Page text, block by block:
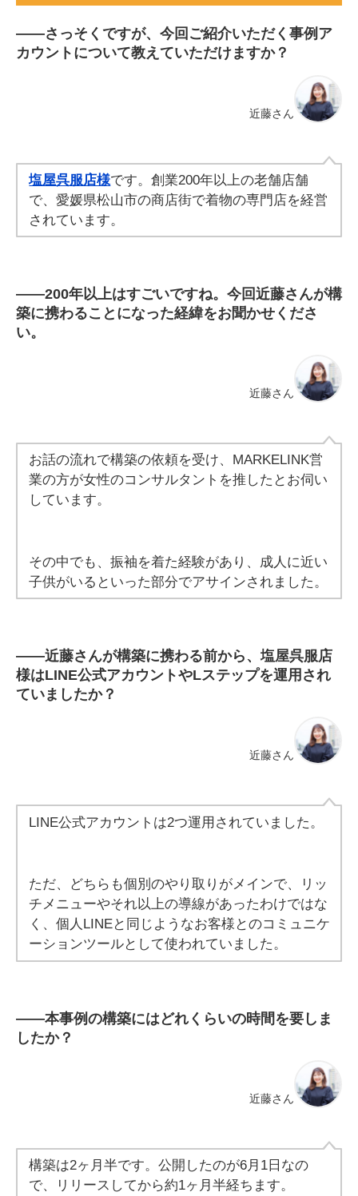
――さっそくですが、今回ご紹介いただく事例ア
カウントについて教えていただけますか？
近藤さん
塩屋呉服店様です。創業200年以上の老舗店舗
で、愛媛県松山市の商店街で着物の専門店を経営
されています。
――200年以上はすごいですね。今回近藤さんが構
築に携わることになった経緯をお聞かせくださ
い。
近藤さん
お話の流れで構築の依頼を受け、MARKELINK営
業の方が女性のコンサルタントを推したとお伺い
しています。
その中でも、振袖を着た経験があり、成人に近い
子供がいるといった部分でアサインされました。
――近藤さんが構築に携わる前から、塩屋呉服店
様はLINE公式アカウントやLステップを運用され
ていましたか？
近藤さん
LINE公式アカウントは2つ運用されていました。
ただ、どちらも個別のやり取りがメインで、リッ
チメニューやそれ以上の導線があったわけではな
く、個人LINEと同じようなお客様とのコミュニケ
ーションツールとして使われていました。
――本事例の構築にはどれくらいの時間を要しま
したか？
近藤さん
構築は2ヶ月半です。公開したのが6月1日なの
で、リリースしてから約1ヶ月半経ちます。